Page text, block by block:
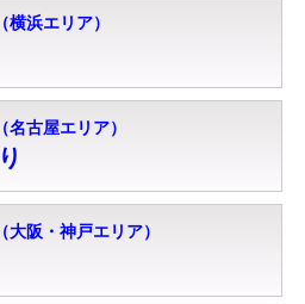
横浜エリア）
名古屋エリア）
大阪・神戸エリア）